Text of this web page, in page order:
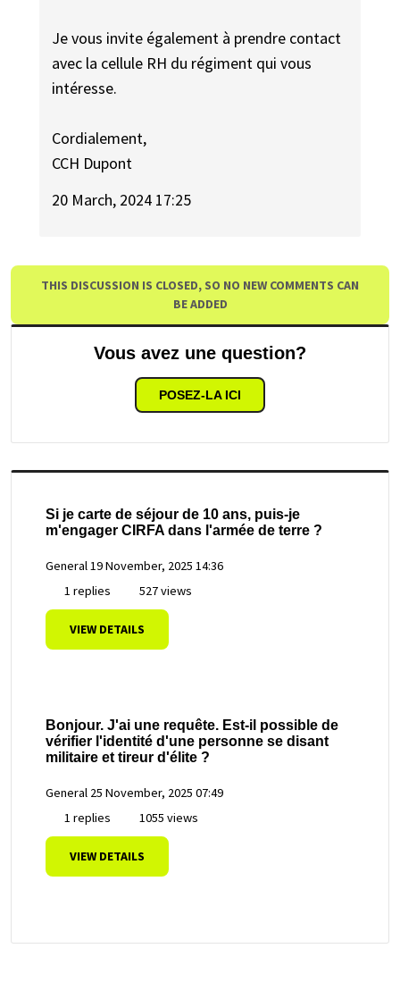
Je vous invite également à prendre contact
avec la cellule RH du régiment qui vous
intéresse.
Cordialement,
CCH Dupont
20 March, 2024 17:25
THIS DISCUSSION IS CLOSED, SO NO NEW COMMENTS CAN
BE ADDED
Vous avez une question?
POSEZ-LA ICI
Si je carte de séjour de 10 ans, puis-je
m'engager CIRFA dans l'armée de terre ?
General19 November, 2025 14:36
1 replies
527 views
VIEW DETAILS
Bonjour. J'ai une requête. Est-il possible de
vérifier l'identité d'une personne se disant
militaire et tireur d'élite ?
General 25 November, 2025 07:49
1 replies
1055 views
VIEW DETAILS